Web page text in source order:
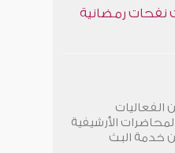
رمضانية
الفعاليات
الأرشيفية
خدمة البث